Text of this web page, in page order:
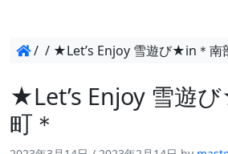
/ / ★Let’s Enjoy 雪遊び★in＊南
★Let’s Enjoy 雪遊
町＊